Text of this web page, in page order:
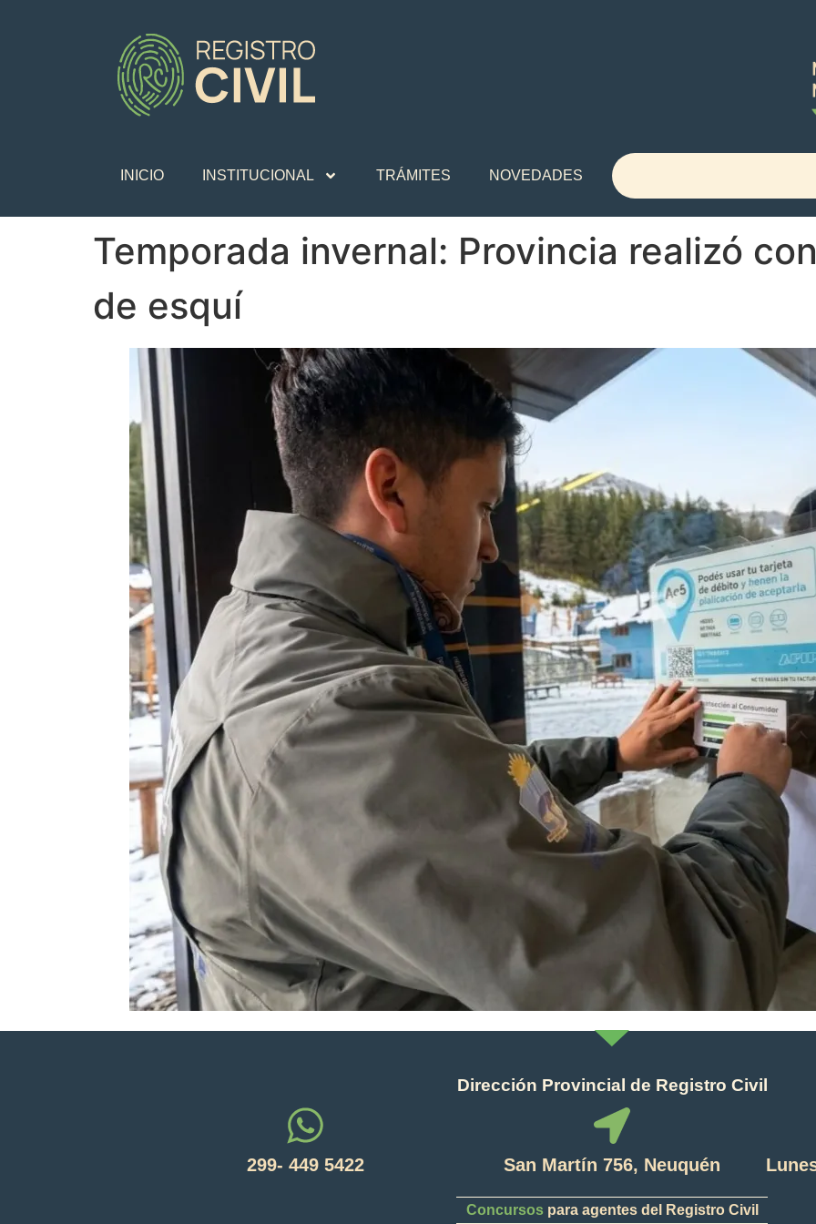
INICIO INSTITUCIONAL TRÁMITES NOVEDADES
Temporada invernal: Provincia realizó
de esquí
Dirección Provincial de Registro Civil
299- 449 5422 San Martín 756, Neuquén
Concursos para agentes del Registro Civil